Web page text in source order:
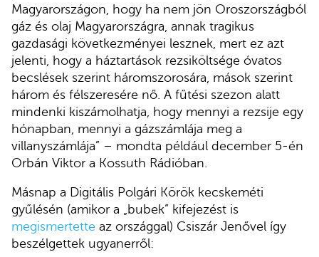
Magyarországon, hogy ha nem jön Oroszországból
gáz és olaj Magyarországra, annak tragikus
gazdasági következményei lesznek, mert ez azt
jelenti, hogy a háztartások rezsiköltsége óvatos
becslések szerint háromszorosára, mások szerint
három és félszeresére nő. A fűtési szezon alatt
mindenki kiszámolhatja, hogy mennyi a rezsije egy
hónapban, mennyi a gázszámlája meg a
villanyszámlája” – mondta például december 5-én
Orbán Viktor a Kossuth Rádióban.
Másnap a Digitális Polgári Körök kecskeméti
gyűlésén (amikor a „bubek” kifejezést is
megismertette az országgal) Csiszár Jenővel így
beszélgettek ugyanerről: